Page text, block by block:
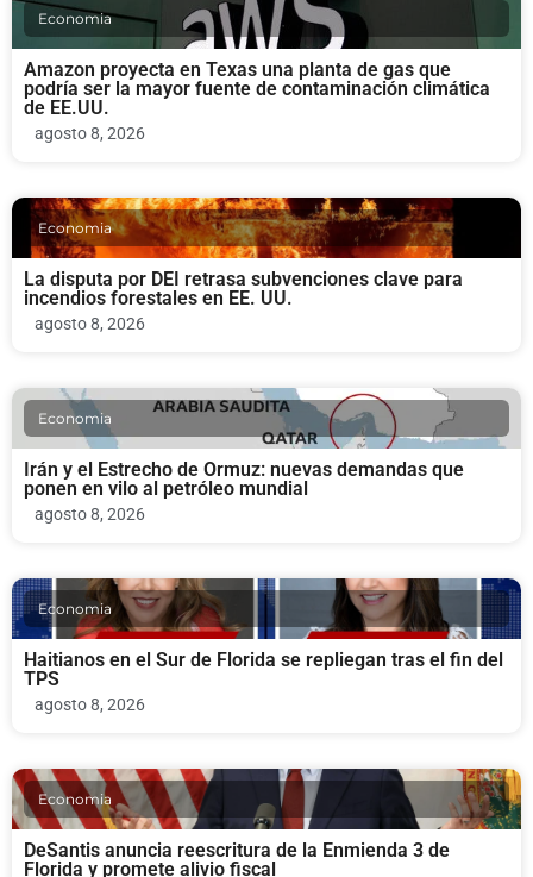
Economia
Amazon proyecta en Texas una planta de gas que
podría ser la mayor fuente de contaminación climática
de EE.UU.
agosto 8, 2026
Economia
La disputa por DEI retrasa subvenciones clave para
incendios forestales en EE. UU.
agosto 8, 2026
Economia
Irán y el Estrecho de Ormuz: nuevas demandas que
ponen en vilo al petróleo mundial
agosto 8, 2026
Economia
Haitianos en el Sur de Florida se repliegan tras el fin del
TPS
agosto 8, 2026
Economia
DeSantis anuncia reescritura de la Enmienda 3 de
Florida y promete alivio fiscal